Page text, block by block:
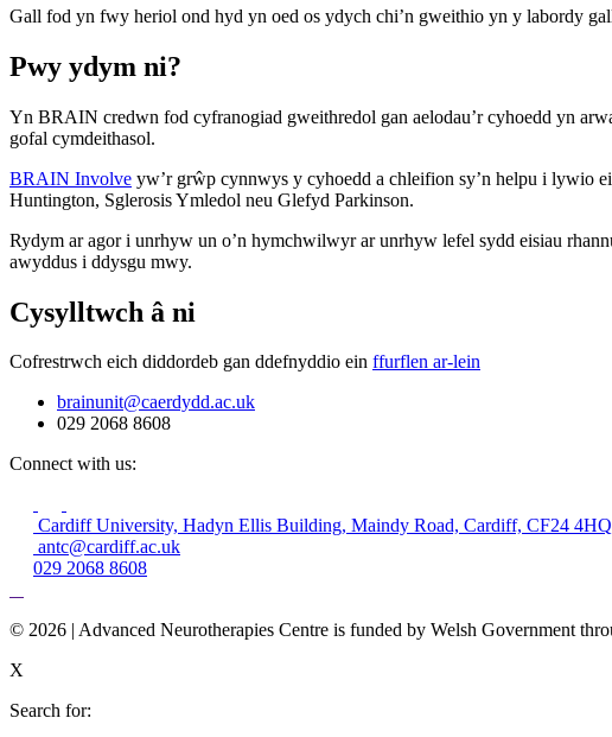
Gall fod yn fwy heriol ond hyd yn oed os ydych chi’n gweithio yn y labordy
Pwy ydym ni?
Yn BRAIN credwn fod cyfranogiad gweithredol gan aelodau’r cyhoedd yn
gofal cymdeithasol.
BRAIN Involve yw’r grŵp cynnwys y cyhoedd a chleifion sy’n helpu i lywio
Huntington, Sglerosis Ymledol neu Glefyd Parkinson.
Rydym ar agor i unrhyw un o’n hymchwilwyr ar unrhyw lefel sydd eisiau
awyddus i ddysgu mwy.
Cysylltwch â ni
Cofrestrwch eich diddordeb gan ddefnyddio ein ffurflen ar-lein
brainunit@caerdydd.ac.uk
029 2068 8608
Connect with us:
Cardiff University, Hadyn Ellis Building, Maindy Road, Cardiff, CF24 4HQ
antc@cardiff.ac.uk
029 2068 8608
© 2026 | Advanced Neurotherapies Centre is funded by Welsh Government
X
Search for: